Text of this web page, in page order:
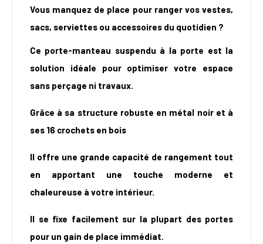
Vous manquez de place pour ranger vos vestes,
sacs, serviettes ou accessoires du quotidien ?
Ce porte-manteau suspendu à la porte est la
solution idéale pour optimiser votre espace
sans perçage ni travaux.
Grâce à sa structure robuste en métal noir et à
ses 16 crochets en bois
Il offre une grande capacité de rangement tout
en apportant une touche moderne et
chaleureuse à votre intérieur.
Il se fixe facilement sur la plupart des portes
pour un gain de place immédiat.